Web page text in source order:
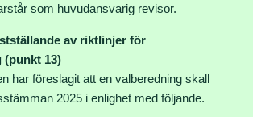
som huvudansvarig revisor.
av riktlinjer för
(punkt 13)
har föreslagit att en valberedning skall
2025 i enlighet med följande.